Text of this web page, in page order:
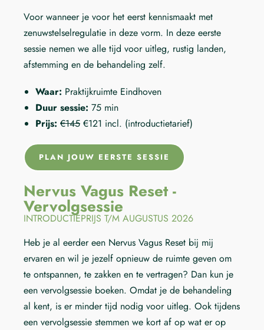
Voor wanneer je voor het eerst kennismaakt met
zenuwstelselregulatie in deze vorm. In deze eerste
sessie nemen we alle tijd voor uitleg, rustig landen,
afstemming en de behandeling zelf.
Waar: Praktijkruimte Eindhoven
Duur sessie: 75 min
Prijs: €145 €121 incl. (introductietarief)
PLAN JOUW EERSTE SESSIE
Nervus Vagus Reset -
Vervolgsessie
INTRODUCTIEPRIJS T/M AUGUSTUS 2026
Heb je al eerder een Nervus Vagus Reset bij mij
ervaren en wil je jezelf opnieuw de ruimte geven om
te ontspannen, te zakken en te vertragen? Dan kun je
een vervolgsessie boeken. Omdat je de behandeling
al kent, is er minder tijd nodig voor uitleg. Ook tijdens
een vervolgsessie stemmen we kort af op wat er op